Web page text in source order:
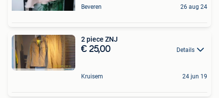
Beveren 26 aug 24
2 piece ZNJ
€ 25,00 Details
Kruisem 24 jun 19